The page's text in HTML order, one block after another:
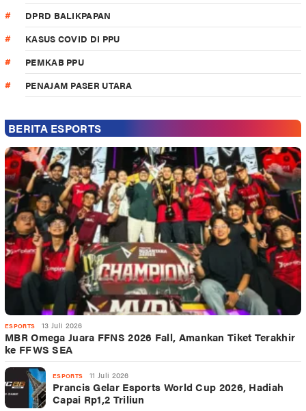
DPRD BALIKPAPAN
KASUS COVID DI PPU
PEMKAB PPU
PENAJAM PASER UTARA
BERITA ESPORTS
ESPORTS 13 Juli 2026
MBR Omega Juara FFNS 2026 Fall, Amankan Tiket Terakhir
ke FFWS SEA
ESPORTS 11 Juli 2026
Prancis Gelar Esports World Cup 2026, Hadiah
Capai Rp1,2 Triliun